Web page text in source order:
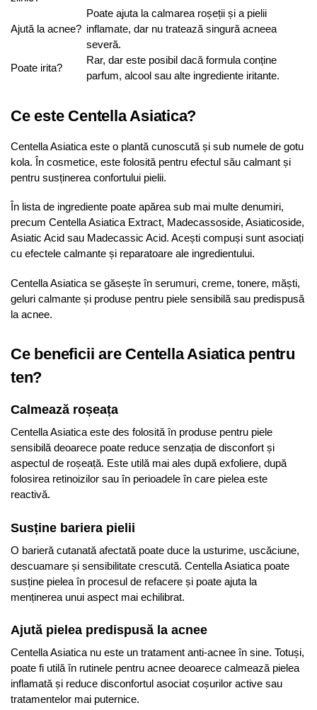
Ajută la acnee?
Poate ajuta la calmarea roșeții și a pielii
inflamate, dar nu tratează singură acneea
severă.
Poate irita?
Rar, dar este posibil dacă formula conține
parfum, alcool sau alte ingrediente iritante.
Ce este Centella Asiatica?
Centella Asiatica este o plantă cunoscută și sub numele de gotu
kola. În cosmetice, este folosită pentru efectul său calmant și
pentru susținerea confortului pielii.
În lista de ingrediente poate apărea sub mai multe denumiri,
precum Centella Asiatica Extract, Madecassoside, Asiaticoside,
Asiatic Acid sau Madecassic Acid. Acești compuși sunt asociați
cu efectele calmante și reparatoare ale ingredientului.
Centella Asiatica se găsește în serumuri, creme, tonere, măști,
geluri calmante și produse pentru piele sensibilă sau predispusă
la acnee.
Ce beneficii are Centella Asiatica pentru
ten?
Calmează roșeața
Centella Asiatica este des folosită în produse pentru piele
sensibilă deoarece poate reduce senzația de disconfort și
aspectul de roșeață. Este utilă mai ales după exfoliere, după
folosirea retinoizilor sau în perioadele în care pielea este
reactivă.
Susține bariera pielii
O barieră cutanată afectată poate duce la usturime, uscăciune,
descuamare și sensibilitate crescută. Centella Asiatica poate
susține pielea în procesul de refacere și poate ajuta la
menținerea unui aspect mai echilibrat.
Ajută pielea predispusă la acnee
Centella Asiatica nu este un tratament anti-acnee în sine. Totuși,
poate fi utilă în rutinele pentru acnee deoarece calmează pielea
inflamată și reduce disconfortul asociat coșurilor active sau
tratamentelor mai puternice.